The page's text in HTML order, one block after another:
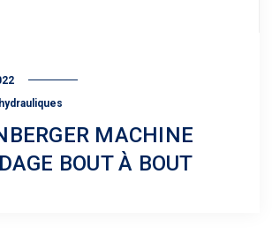
MACHINE
BOUT À BOUT